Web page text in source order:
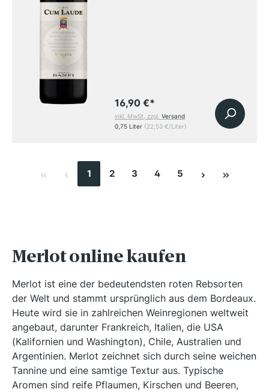
16,90 €*
inkl. MwSt, zzgl.Versand
0,75 Liter (22,53 €/Liter)
1 2 3 4 5
Merlot online kaufen
Merlot ist eine der bedeutendsten roten Rebsorten
der Welt und stammt ursprünglich aus dem Bordeaux.
Heute wird sie in zahlreichen Weinregionen weltweit
angebaut, darunter Frankreich, Italien, die USA
(Kalifornien und Washington), Chile, Australien und
Argentinien. Merlot zeichnet sich durch seine weichen
Tannine und eine samtige Textur aus. Typische
Aromen sind reife Pflaumen, Kirschen und Beeren,